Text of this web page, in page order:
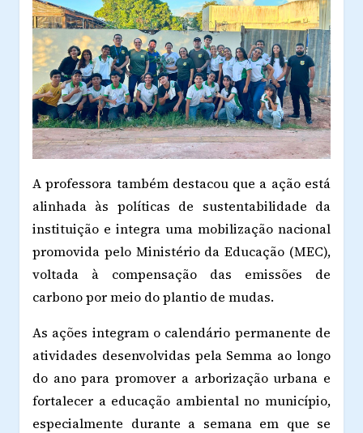
A professora também destacou que a ação está
alinhada às políticas de sustentabilidade da
instituição e integra uma mobilização nacional
promovida pelo Ministério da Educação (MEC),
voltada à compensação das emissões de
carbono por meio do plantio de mudas.
As ações integram o calendário permanente de
atividades desenvolvidas pela Semma ao longo
do ano para promover a arborização urbana e
fortalecer a educação ambiental no município,
especialmente durante a semana em que se